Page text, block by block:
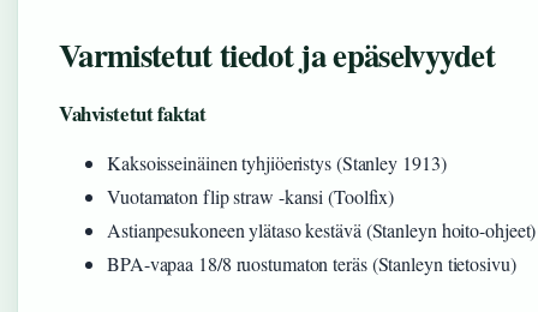
Varmistetut tiedot ja epäselvyydet
Vahvistetut faktat
Kaksoisseinäinen tyhjiöeristys (Stanley 1913)
Vuotamaton flip straw -kansi (Toolfix)
Astianpesukoneen ylätaso kestävä (Stanleyn hoito-ohjeet)
BPA-vapaa 18/8 ruostumaton teräs (Stanleyn tietosivu)